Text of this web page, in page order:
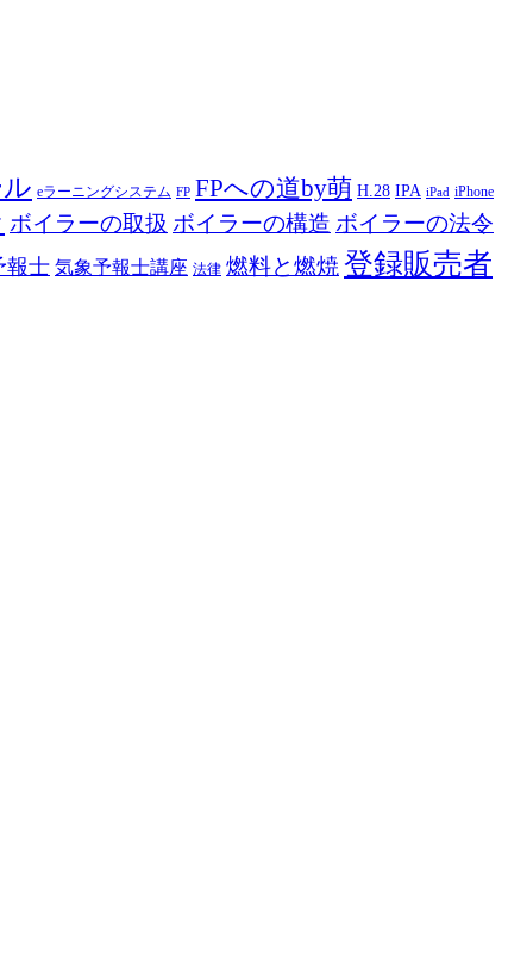
eラーニングシステム FP FPへの道by萌 H.28 IPA iPad iPhone
ボイラーの取扱 ボイラーの構造 ボイラーの法令
報士 気象予報士講座 法律 燃料と燃焼 登録販売者